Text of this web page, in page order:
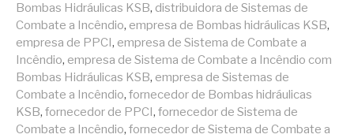
Bombas Hidráulicas KSB, distribuidora de Sistemas de
Combate a Incêndio, empresa de Bombas hidráulicas KSB,
empresa de PPCI , empresa de Sistema de Combate a
Incêndio, empresa de Sistema de Combate a Incêndio com
Bombas Hidráulicas KSB, empresa de Sistemas de
Combate a Incêndio, fornecedor de Bombas hidráulicas
KSB, fornecedor de PPCI , fornecedor de Sistema de
Combate a Incêndio, fornecedor de Sistema de Combate a